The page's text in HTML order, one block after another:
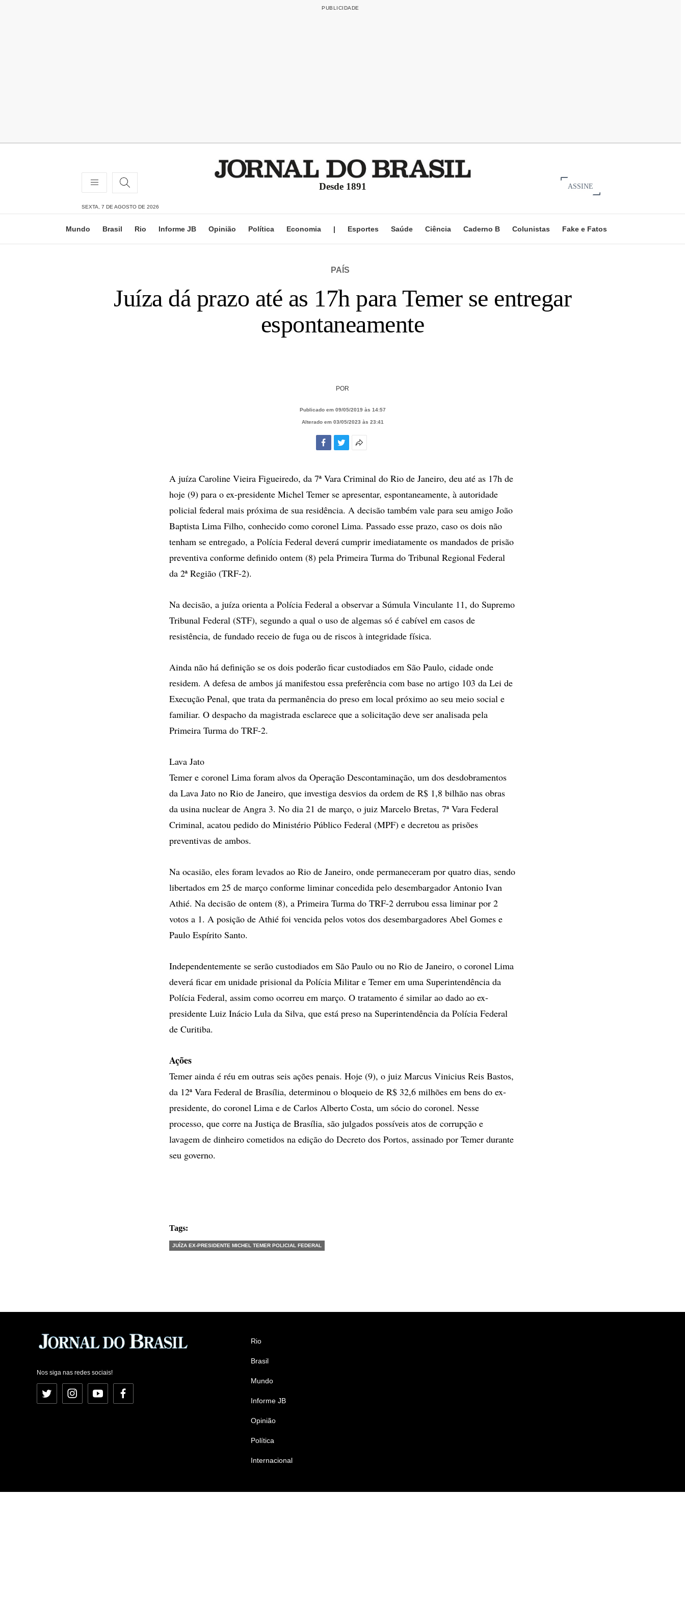
Desde 1891 ASSINE
SEXTA, 7 DE AGOSTO DE 2026
Mundo Brasil Rio Informe JB Opinião Política Economia | Esportes Saúde Ciência Caderno B Colunistas Fake e Fatos
PAÍS
Juíza dá prazo até as 17h para Temer se entregar
espontaneamente
POR
Publicado em 09/05/2019 às 14:57
Alterado em 03/05/2023 às 23:41
compartilhamento
A juíza Caroline Vieira Figueiredo, da 7ª Vara Criminal do Rio de Janeiro, deu até as 17h de
hoje (9) para o ex-presidente Michel Temer se apresentar, espontaneamente, à autoridade
policial federal mais próxima de sua residência. A decisão também vale para seu amigo João
Baptista Lima Filho, conhecido como coronel Lima. Passado esse prazo, caso os dois não
tenham se entregado, a Polícia Federal deverá cumprir imediatamente os mandados de prisão
preventiva conforme definido ontem (8) pela Primeira Turma do Tribunal Regional Federal
da 2ª Região (TRF-2).
Na decisão, a juíza orienta a Polícia Federal a observar a Súmula Vinculante 11, do Supremo
Tribunal Federal (STF), segundo a qual o uso de algemas só é cabível em casos de
resistência, de fundado receio de fuga ou de riscos à integridade física.
Ainda não há definição se os dois poderão ficar custodiados em São Paulo, cidade onde
residem. A defesa de ambos já manifestou essa preferência com base no artigo 103 da Lei de
Execução Penal, que trata da permanência do preso em local próximo ao seu meio social e
familiar. O despacho da magistrada esclarece que a solicitação deve ser analisada pela
Primeira Turma do TRF-2.
Lava Jato
Temer e coronel Lima foram alvos da Operação Descontaminação, um dos desdobramentos
da Lava Jato no Rio de Janeiro, que investiga desvios da ordem de R$ 1,8 bilhão nas obras
da usina nuclear de Angra 3. No dia 21 de março, o juiz Marcelo Bretas, 7ª Vara Federal
Criminal, acatou pedido do Ministério Público Federal (MPF) e decretou as prisões
preventivas de ambos.
Na ocasião, eles foram levados ao Rio de Janeiro, onde permaneceram por quatro dias, sendo
libertados em 25 de março conforme liminar concedida pelo desembargador Antonio Ivan
Athié. Na decisão de ontem (8), a Primeira Turma do TRF-2 derrubou essa liminar por 2
votos a 1. A posição de Athié foi vencida pelos votos dos desembargadores Abel Gomes e
Paulo Espírito Santo.
Independentemente se serão custodiados em São Paulo ou no Rio de Janeiro, o coronel Lima
deverá ficar em unidade prisional da Polícia Militar e Temer em uma Superintendência da
Polícia Federal, assim como ocorreu em março. O tratamento é similar ao dado ao ex-
presidente Luiz Inácio Lula da Silva, que está preso na Superintendência da Polícia Federal
de Curitiba.
Ações
Temer ainda é réu em outras seis ações penais. Hoje (9), o juiz Marcus Vinicius Reis Bastos,
da 12ª Vara Federal de Brasília, determinou o bloqueio de R$ 32,6 milhões em bens do ex-
presidente, do coronel Lima e de Carlos Alberto Costa, um sócio do coronel. Nesse
processo, que corre na Justiça de Brasília, são julgados possíveis atos de corrupção e
lavagem de dinheiro cometidos na edição do Decreto dos Portos, assinado por Temer durante
seu governo.
Tags:
JUÍZA EX-PRESIDENTE MICHEL TEMER POLICIAL FEDERAL
Nos siga nas redes sociais!
Twitter InstagramYouTubeFacebook
Rio
Brasil
Mundo
Informe JB
Opinião
Política
Internacional